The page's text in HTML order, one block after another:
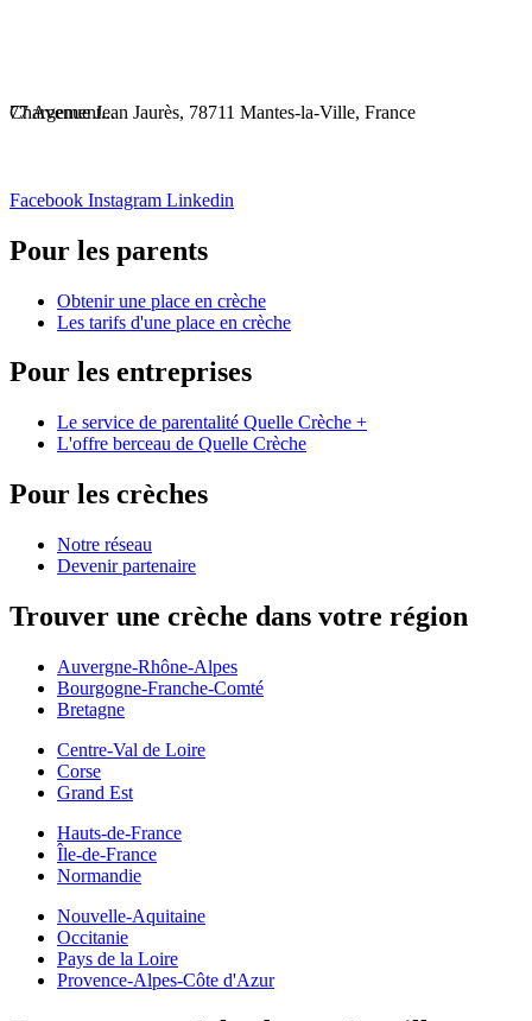
Chargement...
77 Avenue Jean Jaurès, 78711 Mantes-la-Ville, France
Facebook Instagram Linkedin
Pour les parents
Obtenir une place en crèche
Les tarifs d'une place en crèche
Pour les entreprises
Le service de parentalité Quelle Crèche +
L'offre berceau de Quelle Crèche
Pour les crèches
Notre réseau
Devenir partenaire
Trouver une crèche dans votre région
Auvergne-Rhône-Alpes
Bourgogne-Franche-Comté
Bretagne
Centre-Val de Loire
Corse
Grand Est
Hauts-de-France
Île-de-France
Normandie
Nouvelle-Aquitaine
Occitanie
Pays de la Loire
Provence-Alpes-Côte d'Azur